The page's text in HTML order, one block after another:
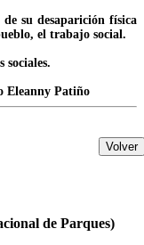
su desaparición física
el trabajo social.
sociales.
Eleanny Patiño
Volver
de Parques)